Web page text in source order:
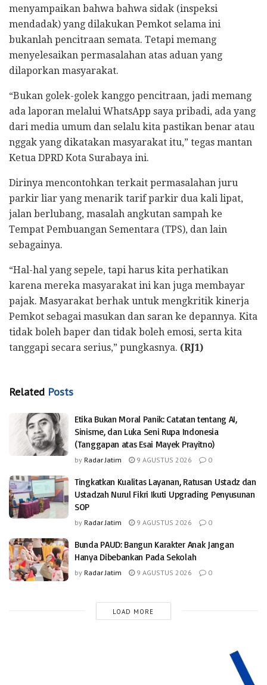
menyampaikan bahwa bahwa sidak (inspeksi
mendadak) yang dilakukan Pemkot selama ini
bukanlah pencitraan semata. Tetapi memang
menyelesaikan permasalahan atas aduan yang
dilaporkan masyarakat.
“Bukan golek-golek kanggo pencitraan, jadi memang
ada laporan melalui WhatsApp saya pribadi, ada yang
dari media umum dan selalu kita pastikan benar atau
nggak yang dikatakan masyarakat itu,” tegas mantan
Ketua DPRD Kota Surabaya ini.
Dirinya mencontohkan terkait permasalahan juru
parkir liar yang menarik tarif parkir dua kali lipat,
jalan berlubang, masalah angkutan sampah ke
Tempat Pembuangan Sementara (TPS), dan lain
sebagainya.
“Hal-hal yang sepele, tapi harus kita perhatikan
karena mereka masyarakat ini kan juga membayar
pajak. Masyarakat berhak untuk mengkritik kinerja
Pemkot sebagai masukan dan saran ke depannya. Kita
tidak boleh baper dan tidak boleh emosi, serta kita
tanggapi secara serius,” pungkasnya. (RJ1)
Related Posts
Etika Bukan Moral Panik: Catatan tentang AI,
Sinisme, dan Luka Seni Rupa Indonesia
(Tanggapan atas Esai Mayek Prayitno)
by Radar Jatim 9 AGUSTUS 2026 0
Tingkatkan Kualitas Layanan, Ratusan Ustadz dan
Ustadzah Nurul Fikri Ikuti Upgrading Penyusunan
SOP
by Radar Jatim 9 AGUSTUS 2026 0
Bunda PAUD: Bangun Karakter Anak Jangan
Hanya Dibebankan Pada Sekolah
by Radar Jatim 9 AGUSTUS 2026 0
LOAD MORE